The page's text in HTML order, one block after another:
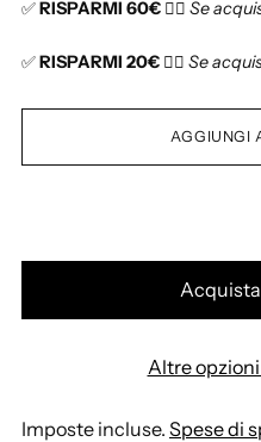
i
o
t
à
✅RISPARMI 60€ 👉🏻 Se
✅RISPARMI 20€ 👉🏻 Se
AGGIUNGI
Altre
Imposte incluse. Spese di